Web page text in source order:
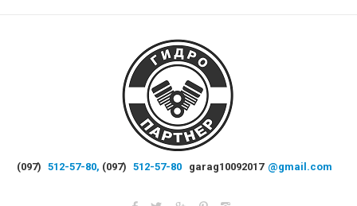
(097) 512-57-80, (097) 512-57-80 garag10092017 @gmail.com